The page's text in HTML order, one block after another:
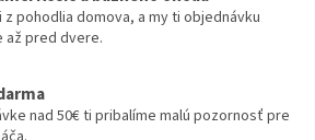
z pohodlia domova, a my ti objednávku
až pred dvere.
nad 50€ ti pribalíme malú pozornosť pre